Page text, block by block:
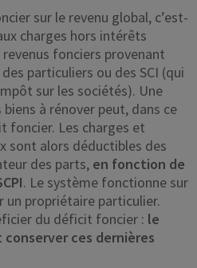
sur le revenu global, c’est-
charges hors intérêts
revenus fonciers provenant
particuliers ou des SCI (qui
sur les sociétés). Une
à rénover peut, dans ce
foncier. Les charges et
sont alors déductibles des
des parts, en fonction de
. Le système fonctionne sur
un propriétaire particulier.
du déficit foncier : le
ces dernières